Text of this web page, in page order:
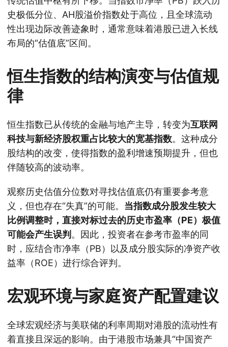
史极低分位、AH股溢价指数处于高位，且全球流动
性出现边际改善迹象时，通常意味着港股已进入长线
布局的“估值底”区间。
恒生指数的结构演变与估值规
律
恒生指数已从传统的金融与地产主导，转变为互联网
科技与新经济股权重占比较大的宽基指数。这种成分
股结构的改变，使得指数的盈利增速预期提升，但也
伴随较高的波动率。
观察历史估值分位数对寻找估值底仍有重要参考意
义，但也存在“失真”的可能。 当指数成分股发生较大
比例调整时，直接对标过去的历史市盈率（PE）极值
可能会产生误判 。因此，投资者在参考市盈率的同
时，应结合市净率（PB）以及成分股实际的净资产收
益率（ROE）进行综合评判。
宏观环境与家庭资产配置建议
全球宏观经济与美联储的利率周期对港股的流动性有
着直接且深远的影响。由于港股市场兼具“中国资产